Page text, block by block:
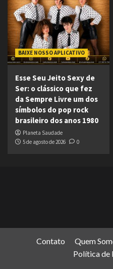
BAIXE NOSSO APLICATIVO
Esse Seu Jeito Sexy de
Ser: o clássico que fez
da Sempre Livre um dos
símbolos do pop rock
brasileiro dos anos 1980
Planeta Saudade
5 de agosto de 2026
0
Contato Quem
Política de